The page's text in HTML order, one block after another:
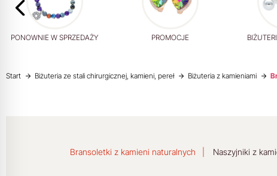
PONOWNIE W SPRZEDAŻY PROMOCJE
Start Biżuteria ze stali chirurgicznej, kamieni, pereł Biżuteria z kamieniami
Bransoletki z kamieni naturalnych Naszyjniki z